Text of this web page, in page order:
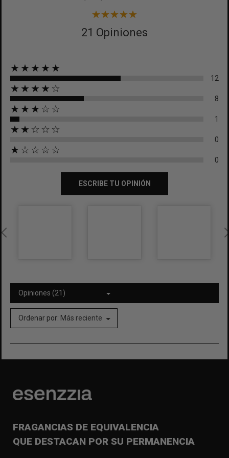
21 Opiniones
★★★★★
12
★★★★☆
8
★★★☆☆
1
★★☆☆☆
0
★☆☆☆☆
0
ESCRIBE TU OPINIÓN
Opiniones (21)
Ordenar por: Más reciente
FRAGANCIAS DE EQUIVALENCIA
QUE DESTACAN POR SU PERMANENCIA